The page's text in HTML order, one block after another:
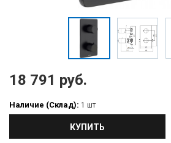
18 791 руб.
Наличие (Склад): 1 шт
КУПИТЬ